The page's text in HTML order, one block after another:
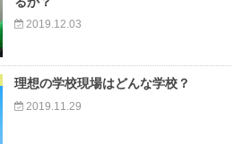
2019.12.03
理想の学校現場はどんな学校？
2019.11.29